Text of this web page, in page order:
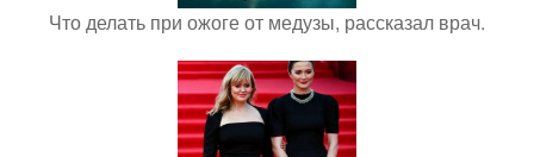
Что делать при ожоге от медузы, рассказал врач.